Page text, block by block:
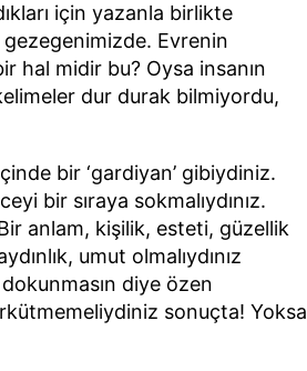
için yazanla birlikte
gezegenimizde. Evrenin
hal midir bu? Oysa insanın
dur durak bilmiyordu,
bir ‘gardiyan’ gibiydiniz.
bir sıraya sokmalıydınız.
anlam, kişilik, esteti, güzellik
umut olmalıydınız
diye özen
sonuçta! Yoksa